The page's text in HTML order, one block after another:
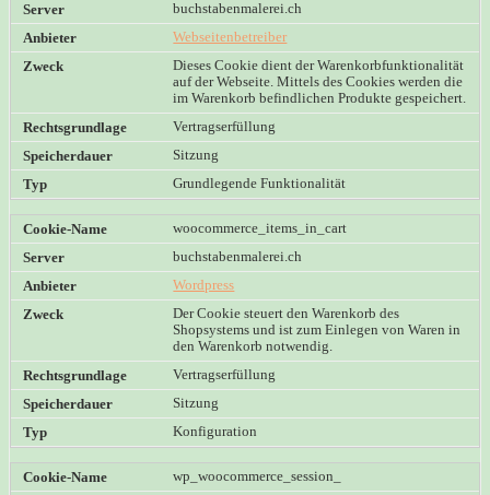
buchstabenmalerei.ch
Webseitenbetreiber
Dieses Cookie dient der Warenkorbfunktionalität
auf der Webseite. Mittels des Cookies werden die
im Warenkorb befindlichen Produkte gespeichert.
Vertragserfüllung
Sitzung
Grundlegende Funktionalität
woocommerce_items_in_cart
buchstabenmalerei.ch
Wordpress
Der Cookie steuert den Warenkorb des
Shopsystems und ist zum Einlegen von Waren in
den Warenkorb notwendig.
Vertragserfüllung
Sitzung
Konfiguration
wp_woocommerce_session_